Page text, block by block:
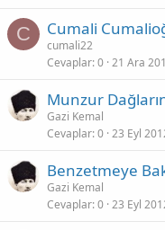
C Cumali
cumali22
Cevaplar 0 21 Ara
Munzur
Gazi Kemal
Cevaplar 0 23 Eyl
Benzetmeye
Gazi Kemal
Cevaplar 0 23 Eyl